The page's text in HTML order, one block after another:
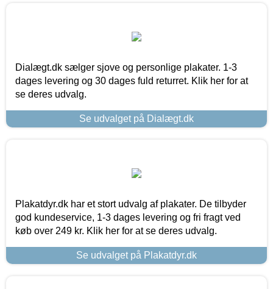
Dialægt.dk sælger sjove og personlige plakater. 1-3
dages levering og 30 dages fuld returret. Klik her for at
se deres udvalg.
Se udvalget på Dialægt.dk
Plakatdyr.dk har et stort udvalg af plakater. De tilbyder
god kundeservice, 1-3 dages levering og fri fragt ved
køb over 249 kr. Klik her for at se deres udvalg.
Se udvalget på Plakatdyr.dk